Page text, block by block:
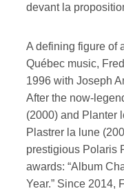
devant la
A defining figure of
Québec music,
1996 with Joseph
After the now-
(2000) and Planter
Plastrer la lune
prestigious Polaris
awards: “Album
Year.” Since 2014,